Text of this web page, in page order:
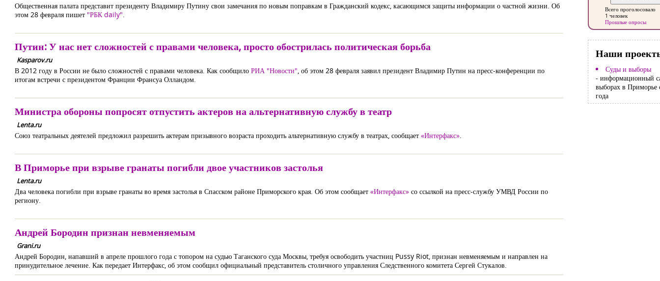
Общественная палата представит президенту Владимиру Путину свои замечания по новым поправкам в Гражданский кодекс, касающимся защиты информации о частной жизни. Об
этом 28 февраля пишет "РБК daily".
Путин: У нас нет сложностей с правами человека, просто обострилась политическая борьба
Kasparov.ru
В 2012 году в России не было сложностей с правами человека. Как сообщило РИА "Новости", об этом 28 февраля заявил президент Владимир Путин на пресс-конференции по
итогам встречи с президентом Франции Франсуа Олландом.
Министра обороны попросят отпустить актеров на альтернативную службу в театр
Lenta.ru
Союз театральных деятелей предложил разрешить актерам призывного возраста проходить альтернативную службу в театрах, сообщает «Интерфакс».
В Приморье при взрыве гранаты погибли двое участников застолья
Lenta.ru
Два человека погибли при взрыве гранаты во время застолья в Спасском районе Приморского края. Об этом сообщает «Интерфакс» со ссылкой на пресс-службу УМВД России по
региону.
Андрей Бородин признан невменяемым
Grani.ru
Андрей Бородин, напавший в апреле прошлого года с топором на судью Таганского суда Москвы, требуя освободить участниц Pussy Riot, признан невменяемым и направлен на
принудительное лечение. Как передает Интерфакс, об этом сообщил официальный представитель столичного управления Следственного комитета Сергей Стукалов.
Всего проголосовало
1 человек
Прошлые опросы
Наши
Суды и выборы
- информационный
выборах в Приморье
года